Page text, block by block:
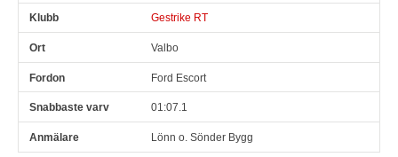
Gestrike RT
Valbo
Ford Escort
01:07.1
Lönn o. Sönder Bygg